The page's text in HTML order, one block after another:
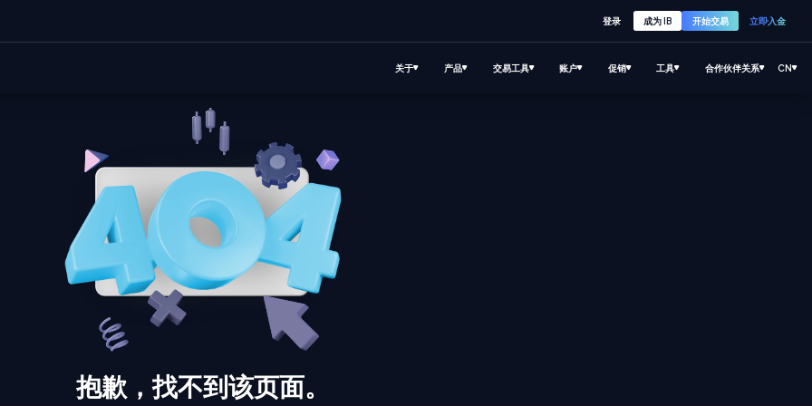
登录 成为 IB 开始交易 立即入金
关于 产品 交易工具 账户 促销 工具 合作伙伴关系 CN
抱歉，找不到该页面。